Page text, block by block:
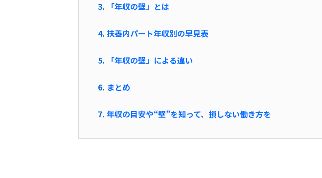
「年収の壁」とは
扶養内パート年収別の早見表
「年収の壁」による違い
まとめ
年収の目安や“壁”を知って、損しない働き方を